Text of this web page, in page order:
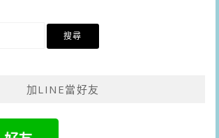
加LINE當好友